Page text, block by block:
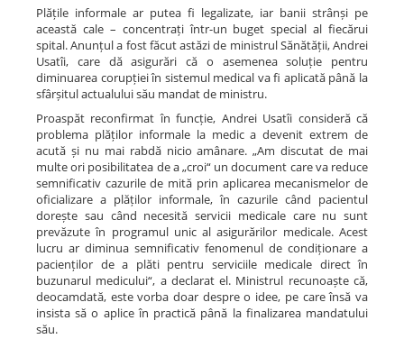
Plățile informale ar putea fi legalizate, iar banii strânși pe
această cale – concentrați într-un buget special al fiecărui
spital. Anunțul a fost făcut astăzi de ministrul Sănătății, Andrei
Usatîi, care dă asigurări că o asemenea soluție pentru
diminuarea corupției în sistemul medical va fi aplicată până la
sfârșitul actualului său mandat de ministru.
Proaspăt reconfirmat în funcție, Andrei Usatîi consideră că
problema plăților informale la medic a devenit extrem de
acută și nu mai rabdă nicio amânare. „Am discutat de mai
multe ori posibilitatea de a „croi“ un document care va reduce
semnificativ cazurile de mită prin aplicarea mecanismelor de
oficializare a plăților informale, în cazurile când pacientul
dorește sau când necesită servicii medicale care nu sunt
prevăzute în programul unic al asigurărilor medicale. Acest
lucru ar diminua semnificativ fenomenul de condiționare a
pacienților de a plăti pentru serviciile medicale direct în
buzunarul medicului“, a declarat el. Ministrul recunoaște că,
deocamdată, este vorba doar despre o idee, pe care însă va
insista să o aplice în practică până la finalizarea mandatului
său.